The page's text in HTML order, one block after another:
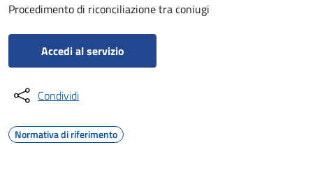
Procedimento di riconciliazione tra coniugi
Accedi al servizio
Condividi
Normativa di riferimento